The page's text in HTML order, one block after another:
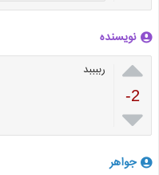
نویسنده

-2

رببببد
جواهر